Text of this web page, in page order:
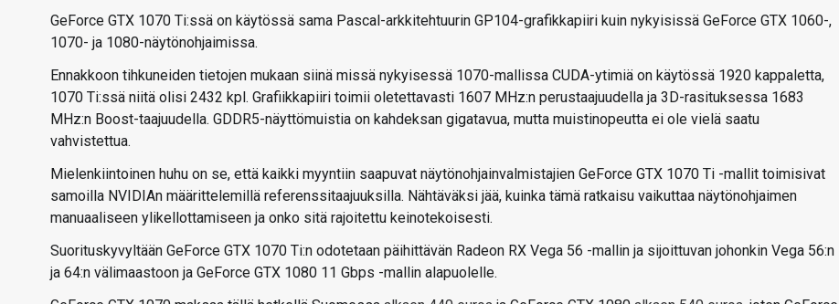
GeForce GTX 1070 Ti:ssä on käytössä sama Pascal-arkkitehtuurin GP104-grafikkapiiri kuin nykyisissä GeForce GTX 1060-,
1070- ja 1080-näytönohjaimissa.
Ennakkoon tihkuneiden tietojen mukaan siinä missä nykyisessä 1070-mallissa CUDA-ytimiä on käytössä 1920 kappaletta,
1070 Ti:ssä niitä olisi 2432 kpl. Grafiikkapiiri toimii oletettavasti 1607 MHz:n perustaajuudella ja 3D-rasituksessa 1683
MHz:n Boost-taajuudella. GDDR5-näyttömuistia on kahdeksan gigatavua, mutta muistinopeutta ei ole vielä saatu
vahvistettua.
Mielenkiintoinen huhu on se, että kaikki myyntiin saapuvat näytönohjainvalmistajien GeForce GTX 1070 Ti -mallit toimisivat
samoilla NVIDIAn määrittelemillä referenssitaajuuksilla. Nähtäväksi jää, kuinka tämä ratkaisu vaikuttaa näytönohjaimen
manuaaliseen ylikellottamiseen ja onko sitä rajoitettu keinotekoisesti.
Suorituskyvyltään GeForce GTX 1070 Ti:n odotetaan päihittävän Radeon RX Vega 56 -mallin ja sijoittuvan johonkin Vega 56:n
ja 64:n välimaastoon ja GeForce GTX 1080 11 Gbps -mallin alapuolelle.